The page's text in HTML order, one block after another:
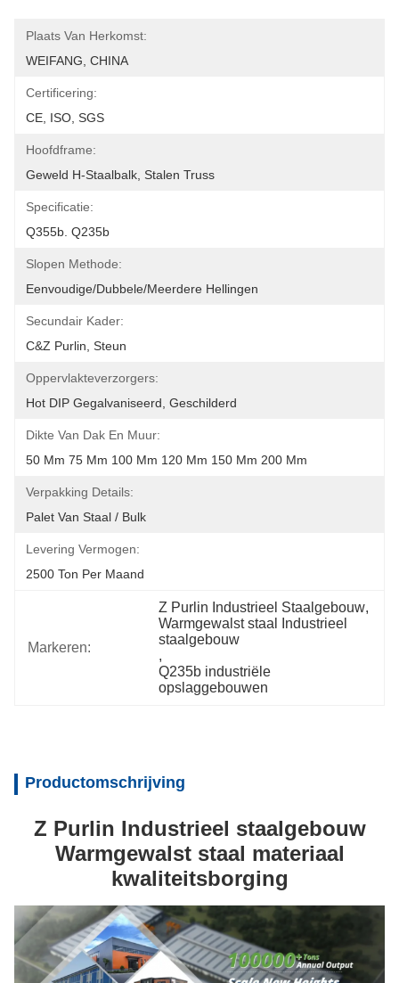
Plaats Van Herkomst:
WEIFANG, CHINA
Certificering:
CE, ISO, SGS
Hoofdframe:
Geweld H-Staalbalk, Stalen Truss
Specificatie:
Q355b. Q235b
Slopen Methode:
Eenvoudige/dubbele/meerdere Hellingen
Secundair Kader:
C&Z Purlin, Steun
Oppervlakteverzorgers:
Hot DIP Gegalvaniseerd, Geschilderd
Dikte Van Dak En Muur:
50 Mm 75 Mm 100 Mm 120 Mm 150 Mm 200 Mm
Verpakking Details:
Palet Van Staal / Bulk
Levering Vermogen:
2500 Ton Per Maand
Markeren:
Z Purlin Industrieel Staalgebouw
Warmgewalst staal Industrieel
staalgebouw
,
Q235b industriële
opslaggebouwen
Productomschrijving
Z Purlin Industrieel staalgebouw
Warmgewalst staal materiaal
kwaliteitsborging